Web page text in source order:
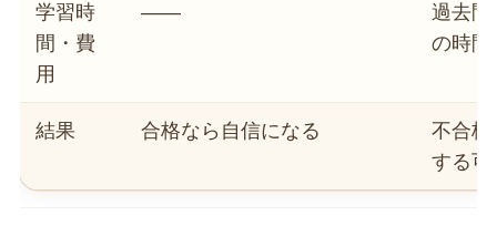
学習時
間・費
用
――
過去問
の時間
結果 合格なら自信になる
不合格
する可